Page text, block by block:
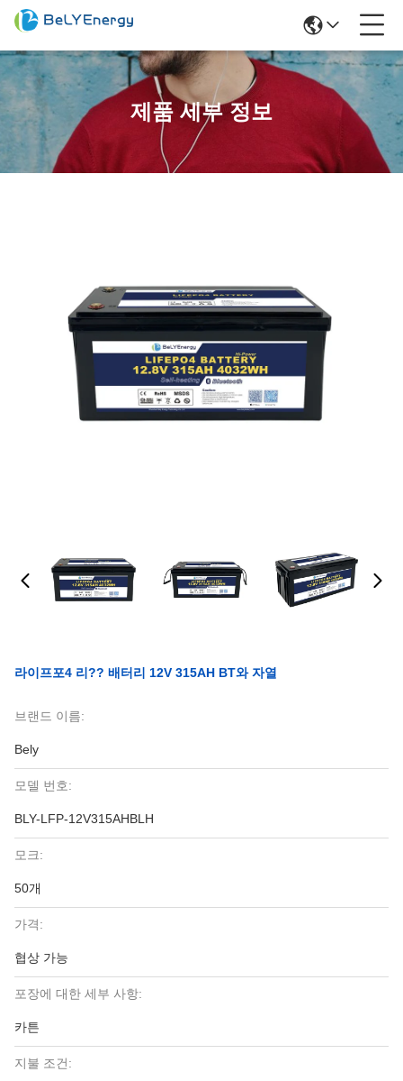
제품 세부 정보
라이프포4 리?? 배터리 12V 315AH BT와 자열
브랜드 이름:
Bely
모델 번호:
BLY-LFP-12V315AHBLH
모크:
50개
가격:
협상 가능
포장에 대한 세부 사항:
카튼
지불 조건: